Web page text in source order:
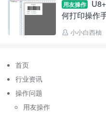
用友操作
何打印操作
 小小白西柚
首页
行业资讯
操作问题
用友操作